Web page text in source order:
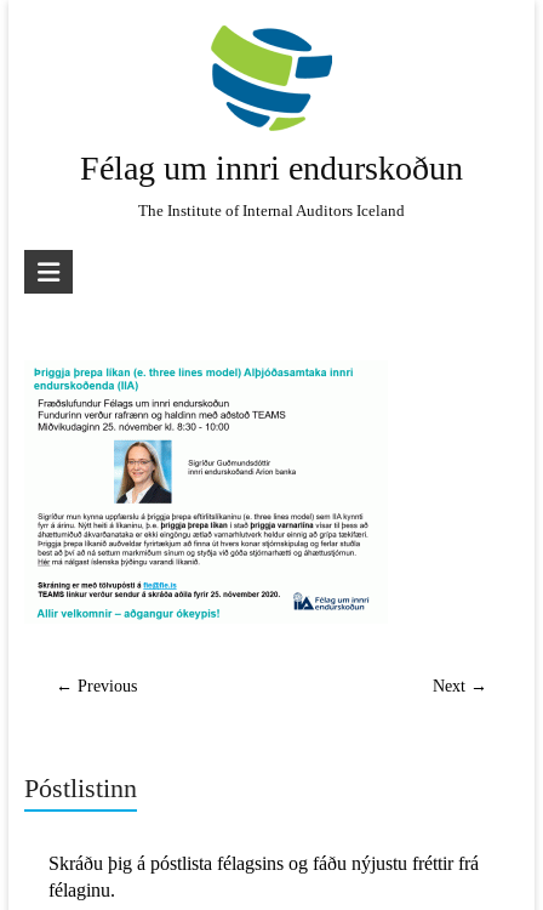
Félag um innri endurskoðun
The Institute of Internal Auditors Iceland
← Previous Next →
Póstlistinn
Skráðu þig á póstlista félagsins og fáðu nýjustu fréttir frá
félaginu.